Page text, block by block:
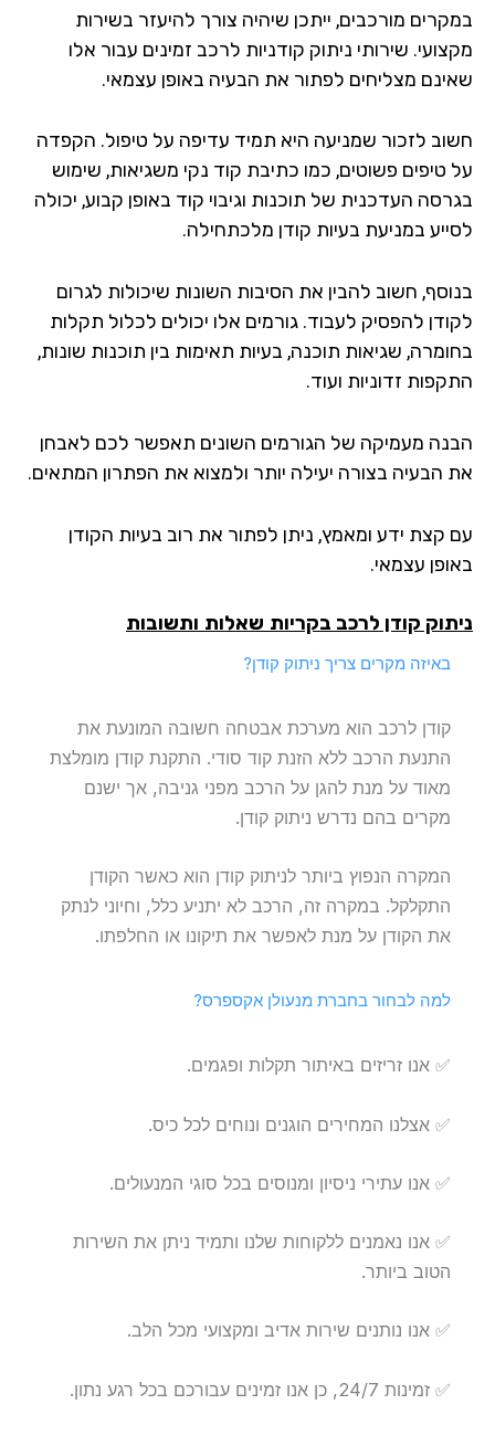
במקרים מורכבים, ייתכן שיהיה צורך להיעזר בשירות
מקצועי. שירותי ניתוק קודניות לרכב זמינים עבור אלו
שאינם מצליחים לפתור את הבעיה באופן עצמאי.
חשוב לזכור שמניעה היא תמיד עדיפה על טיפול. הקפדה
על טיפים פשוטים, כמו כתיבת קוד נקי משגיאות, שימוש
בגרסה העדכנית של תוכנות וגיבוי קוד באופן קבוע, יכולה
לסייע במניעת בעיות קודן מלכתחילה.
בנוסף, חשוב להבין את הסיבות השונות שיכולות לגרום
לקודן להפסיק לעבוד. גורמים אלו יכולים לכלול תקלות
בחומרה, שגיאות תוכנה, בעיות תאימות בין תוכנות שונות,
התקפות זדוניות ועוד.
הבנה מעמיקה של הגורמים השונים תאפשר לכם לאבחן
את הבעיה בצורה יעילה יותר ולמצוא את הפתרון המתאים.
עם קצת ידע ומאמץ, ניתן לפתור את רוב בעיות הקודן
באופן עצמאי.
ניתוק קודן לרכב בקריות שאלות ותשובות
באיזה מקרים צריך ניתוק קודן?
קודן לרכב הוא מערכת אבטחה חשובה המונעת את
התנעת הרכב ללא הזנת קוד סודי. התקנת קודן מומלצת
מאוד על מנת להגן על הרכב מפני גניבה, אך ישנם
מקרים בהם נדרש ניתוק קודן.
המקרה הנפוץ ביותר לניתוק קודן הוא כאשר הקודן
התקלקל. במקרה זה, הרכב לא יתניע כלל, וחיוני לנתק
את הקודן על מנת לאפשר את תיקונו או החלפתו.
למה לבחור בחברת מנעולן אקספרס?
✅ אנו זריזים באיתור תקלות ופגמים.
✅ אצלנו המחירים הוגנים ונוחים לכל כיס.
✅ אנו עתירי ניסיון ומנוסים בכל סוגי המנעולים.
✅ אנו נאמנים ללקוחות שלנו ותמיד ניתן את השירות
הטוב ביותר.
✅ אנו נותנים שירות אדיב ומקצועי מכל הלב.
✅ זמינות 24/7, כן אנו זמינים עבורכם בכל רגע נתון.